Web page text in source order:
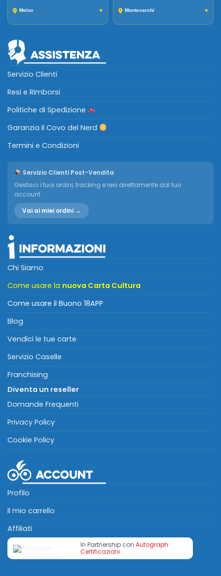
Melzo ▼ Montevarchi ▼
Servizio Clienti
Resi e Rimborsi
Politiche di Spedizione
Garanzia Il Covo del Nerd
Termini e Condizioni
Servizio Clienti Post-Vendita
Gestisci i tuoi ordini, tracking e resi direttamente dal tuo
account.
Vai ai miei ordini →
Chi Siamo
Come usare la nuova Carta Cultura
Come usare il Buono 18APP
Blog
Vendici le tue carte
Servizio Caselle
Franchising
Diventa un reseller
Domande Frequenti
Privacy Policy
Cookie Policy
Profilo
Il mio carrello
Affiliati
In Partnership con Autograph
Certificazioni